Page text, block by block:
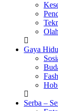
Gaya
Serba –